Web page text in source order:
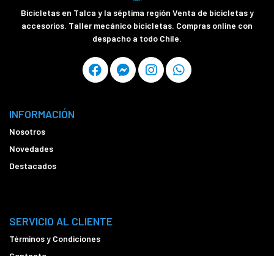
Bicicletas en Talca y la séptima región Venta de bicicletas y
accesorios. Taller mecánico bicicletas. Compras online con
despacho a todo Chile.
INFORMACIÓN
Nosotros
Novedades
Destacados
SERVICIO AL CLIENTE
Términos y Condiciones